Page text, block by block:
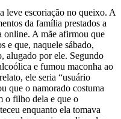
leve escoriação no queixo. A
da família prestados a
A mãe afirmou que
e que, naquele sábado,
alugado por ele. Segundo
e fumou maconha ao
ele seria “usuário
que o namorado costuma
o filho dela e que o
enquanto ela tomava